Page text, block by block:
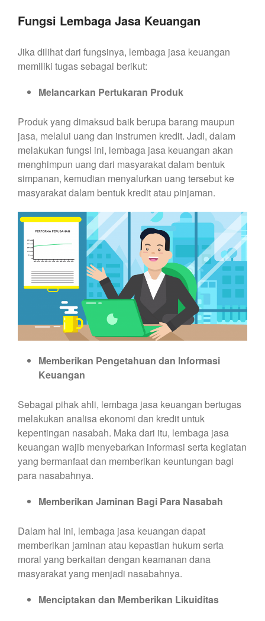
Fungsi Lembaga Jasa Keuangan
Jika dilihat dari fungsinya, lembaga jasa keuangan
memiliki tugas sebagai berikut:
Melancarkan Pertukaran Produk
Produk yang dimaksud baik berupa barang maupun
jasa, melalui uang dan instrumen kredit. Jadi, dalam
melakukan fungsi ini, lembaga jasa keuangan akan
menghimpun uang dari masyarakat dalam bentuk
simpanan, kemudian menyalurkan uang tersebut ke
masyarakat dalam bentuk kredit atau pinjaman.
Memberikan Pengetahuan dan Informasi
Keuangan
Sebagai pihak ahli, lembaga jasa keuangan bertugas
melakukan analisa ekonomi dan kredit untuk
kepentingan nasabah. Maka dari itu, lembaga jasa
keuangan wajib menyebarkan informasi serta kegiatan
yang bermanfaat dan memberikan keuntungan bagi
para nasabahnya.
Memberikan Jaminan Bagi Para Nasabah
Dalam hal ini, lembaga jasa keuangan dapat
memberikan jaminan atau kepastian hukum serta
moral yang berkaitan dengan keamanan dana
masyarakat yang menjadi nasabahnya.
Menciptakan dan Memberikan Likuiditas